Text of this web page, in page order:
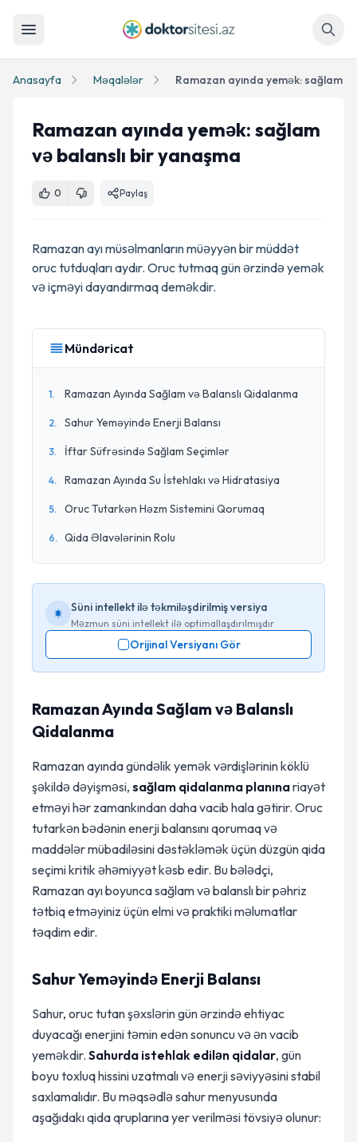
Anasayfa Məqalələr
Ramazan ayında yemək: sağlam
və balanslı bir yanaşma
0 Paylaş
Ramazan ayı müsəlmanların müəyyən bir müddət
oruc tutduqları aydır. Oruc tutmaq gün ərzində yemək
və içməyi dayandırmaq deməkdir.
Mündəricat
1. Ramazan Ayında Sağlam və Balanslı Qidalanma
2. Sahur Yeməyində Enerji Balansı
3. İftar Süfrəsində Sağlam Seçimlər
4. Ramazan Ayında Su İstehlakı və Hidratasiya
5. Oruc Tutarkən Həzm Sistemini Qorumaq
6. Qida Əlavələrinin Rolu
Süni intellekt ilə təkmiləşdirilmiş versiya
Məzmun süni intellekt ilə optimallaşdırılmışdır
Orijinal Versiyanı Gör
Ramazan Ayında Sağlam və Balanslı
Qidalanma
Ramazan ayında gündəlik yemək vərdişlərinin köklü
şəkildə dəyişməsi, sağlam qidalanma planınariayət
etməyi hər zamankından daha vacib hala gətirir. Oruc
tutarkən bədənin enerji balansını qorumaq və
maddələr mübadiləsini dəstəkləmək üçün düzgün qida
seçimi kritik əhəmiyyət kəsb edir. Bu bələdçi,
Ramazan ayı boyunca sağlam və balanslı bir pəhriz
tətbiq etməyiniz üçün elmi və praktiki məlumatlar
təqdim edir.
Sahur Yeməyində Enerji Balansı
Sahur, oruc tutan şəxslərin gün ərzində ehtiyac
duyacağı enerjini təmin edən sonuncu və ən vacib
yeməkdir. Sahurda istehlak edilən qidalar, gün
boyu toxluq hissini uzatmalı və enerji səviyyəsini stabil
saxlamalıdır. Bu məqsədlə sahur menyusunda
aşağıdakı qida qruplarına yer verilməsi tövsiyə olunur: